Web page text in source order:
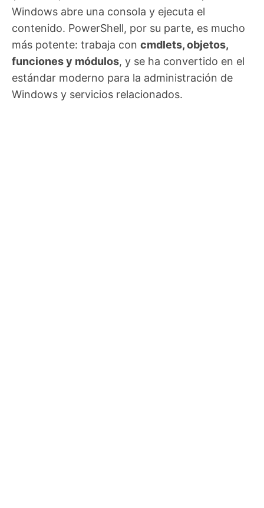
Windows abre una consola y ejecuta el
contenido. PowerShell, por su parte, es mucho
más potente: trabaja con cmdlets, objetos,
funciones y módulos, y se ha convertido en el
estándar moderno para la administración de
Windows y servicios relacionados.